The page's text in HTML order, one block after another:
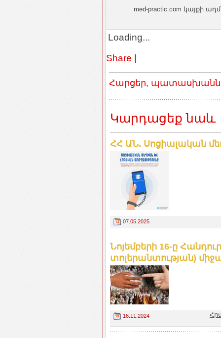
med-practic.com կայքի
Loading...
Share |
Հարցեր,
Կարդացեք նաև
ՀՀ ԱՆ. Սոցիալական
07.05.2025
Նոյեմբերի 16-ը
տոլերանտության)
16.11.2024